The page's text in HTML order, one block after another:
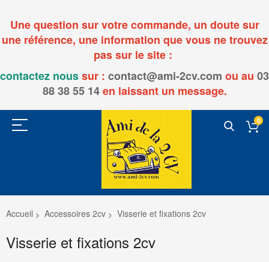
Une question sur votre commande, un doute sur
une référence, une information que vous ne trouvez
pas sur le site :
contactez noussur : contact@ami-2cv.com ou au 03
88 38 55 14en laissant un message.
0
Accueil Accessoires 2cv Visserie et fixations 2cv
Visserie et fixations 2cv